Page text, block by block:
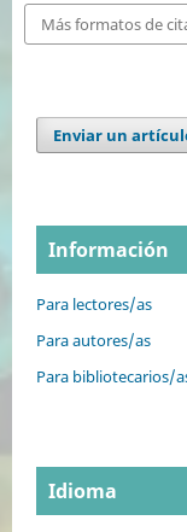
Más formatos de
Enviar un
Información
Para lectores/as
Para autores/as
Para bibliotecarios/
Idioma